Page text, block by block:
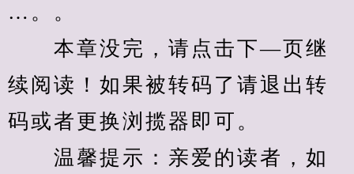
…。。
本章没完，请点击下—页继
续阅读！如果被转码了请退出转
码或者更换浏揽器即可。
温馨提示：亲爱的读者，如